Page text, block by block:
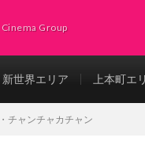
Group
新世界エリア 上本町エ
チャンチャカチャン